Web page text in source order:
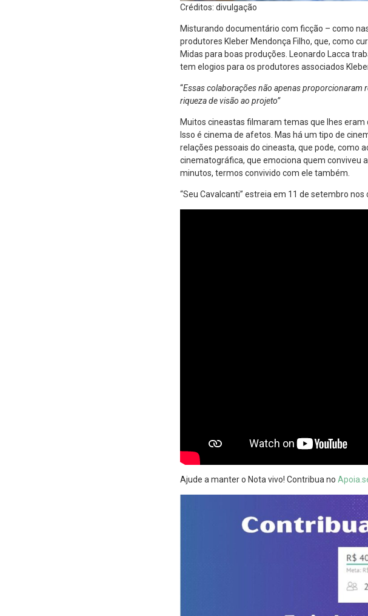
Créditos: divulgação
Misturando documentário com ficção – como
produtores Kleber Mendonça Filho, que, como
Midas para boas produções. Leonardo Lacca
tem elogios para os produtores associados
“Essas colaborações não apenas proporcionaram
riqueza de visão ao projeto”
Muitos cineastas filmaram temas que lhes
Isso é cinema de afetos. Mas há um tipo de
relações pessoais do cineasta, que pode, como
cinematográfica, que emociona quem conviveu
minutos, termos convivido com ele também.
“Seu Cavalcanti” estreia em 11 de setembro
Ajude a manter o Nota vivo! Contribua no